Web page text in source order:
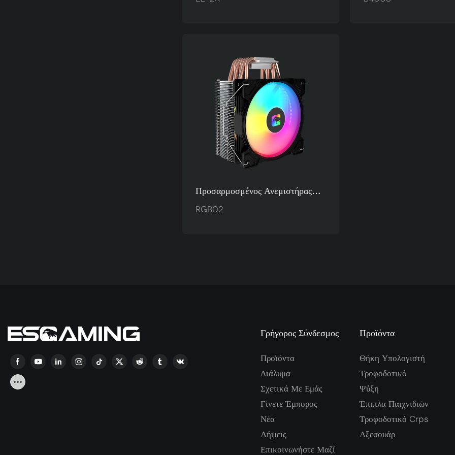
Προσαρμοσμένος Ανεμιστήρας
Ψυγείου Gaming ARGB Με
RGB02
Γρήγορος Σύνδεσμος
Προϊόντα
Διάλυμα
Σχετικά Με Εμάς
Γίνετε Έμπορος
Νέα
Λήψεις
Επικοινωνήστε Μαζί
Προϊόντα
Θήκη Υπολογιστή
Τροφοδοτικό
Ψύξη
Έπιπλα Παιχνιδιών
Τροφοδοτικό Crps
Αξεσουάρ